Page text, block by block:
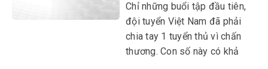
Chỉ những buổi tập đầu tiên,
đội tuyển Việt Nam đã phải
chia tay 1 tuyển thủ vì chấn
thương. Con số này có khả